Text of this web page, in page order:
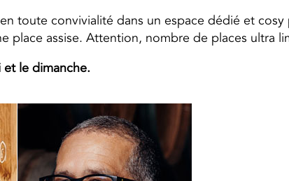
toute convivialité dans un espace dédié et
place assise. Attention, nombre de places ultra
et le dimanche.